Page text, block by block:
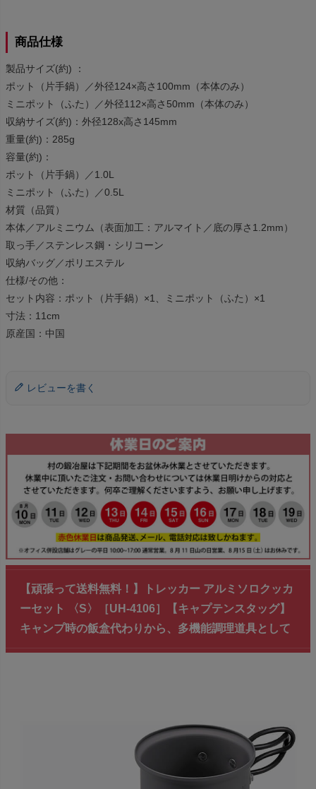
商品仕様
製品サイズ(約) ：
ポット（片手鍋）／外径124×高さ100mm（本体のみ）
ミニポット（ふた）／外径112×高さ50mm（本体のみ）
収納サイズ(約)：外径128x高さ145mm
重量(約)：285g
容量(約)：
ポット（片手鍋）／1.0L
ミニポット（ふた）／0.5L
材質（品質）
本体／アルミニウム（表面加工：アルマイト／底の厚さ1.2mm）
取っ手／ステンレス鋼・シリコーン
収納バッグ／ポリエステル
仕様/その他：
セット内容：ポット（片手鍋）×1、ミニポット（ふた）×1
寸法：11cm
原産国：中国
レビューを書く
【頑張って送料無料！】トレッカー アルミソロクッカ
ーセット 〈S〉［UH-4106］【キャプテンスタッグ】
キャンプ時の飯盒代わりから、多機能調理道具として